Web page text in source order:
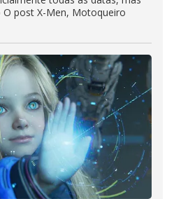
O post X-Men, Motoqueiro